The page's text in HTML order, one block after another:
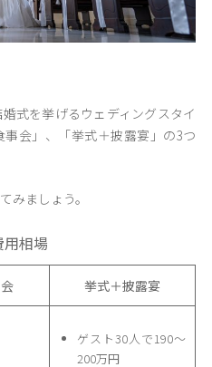
式を挙げるウェディングスタイ
会」、「挙式＋披露宴」の3つ
みましょう。
相場
挙式＋披露宴
ゲスト30人で190〜
200万円